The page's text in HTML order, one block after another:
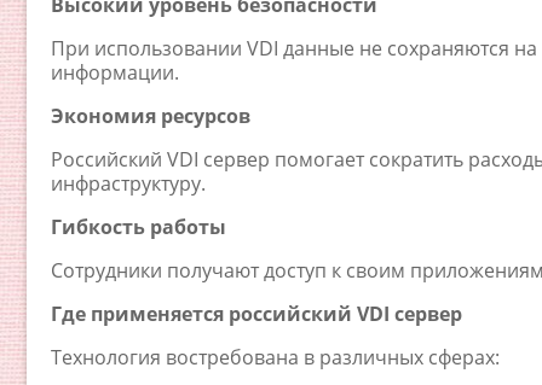
При использовании VDI данные не сохраняются на
информации.
Экономия ресурсов
Российский VDI сервер помогает сократить
инфраструктуру.
Гибкость работы
Сотрудники получают доступ к своим
Где применяется российский VDI сервер
Технология востребована в различных сферах: